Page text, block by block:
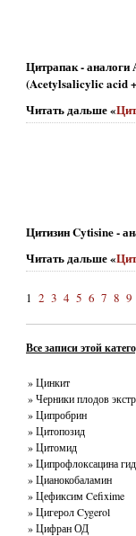
Цитрапак - аналоги
(Acetylsalicylic acid
Читать дальше «
Цитизин Cytisine -
Читать дальше «
1 2 3 4 5 6 7 8 9
Все записи этой
» Цинкит
» Черники плодов
» Ципробрин
» Цитопозид
» Цитомид
» Ципрофлоксацина
» Цианокобаламин
» Цефиксим Cefixime
» Цигерол Cygerol
» Цифран ОД